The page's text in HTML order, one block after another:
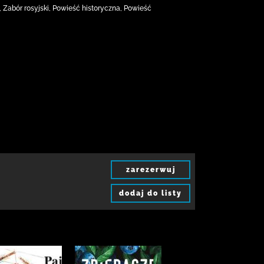
rosyjski, Powieść historyczna, Powieść
zarezerwuj
dodaj do listy